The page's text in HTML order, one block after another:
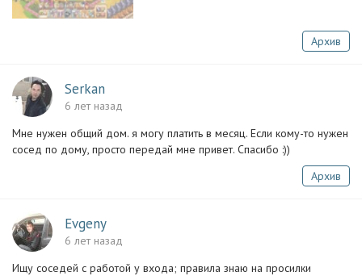
Архив
Serkan
6 лет назад
Мне нужен общий дом. я могу платить в месяц. Если кому-то нужен
сосед по дому, просто передай мне привет. Спасибо :))
Архив
Evgeny
6 лет назад
Ищу соседей с работой у входа; правила знаю на просилки